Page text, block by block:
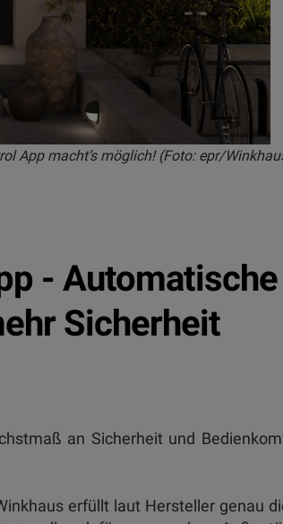
App macht’s möglich! (Foto: epr/
- Automatische
Sicherheit
an Sicherheit und
erfüllt laut Hersteller genau